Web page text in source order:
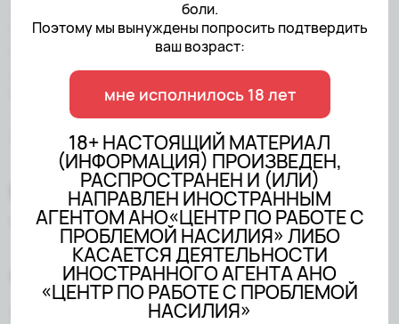
боли.
Поэтому мы вынуждены попросить подтвердить
ваш возраст:
мне исполнилось 18 лет
18+ НАСТОЯЩИЙ МАТЕРИАЛ
(ИНФОРМАЦИЯ) ПРОИЗВЕДЕН,
РАСПРОСТРАНЕН И (ИЛИ)
НАПРАВЛЕН ИНОСТРАННЫМ
АГЕНТОМ АНО«ЦЕНТР ПО РАБОТЕ С
ПРОБЛЕМОЙ НАСИЛИЯ» ЛИБО
КАСАЕТСЯ ДЕЯТЕЛЬНОСТИ
ИНОСТРАННОГО АГЕНТА АНО
«ЦЕНТР ПО РАБОТЕ С ПРОБЛЕМОЙ
НАСИЛИЯ»
АГЕНТОМ АНО«ЦЕНТР ПО
РАБОТЕ С ПРОБЛЕМОЙ
НАСИЛИЯ» ЛИБО КАСАЕТСЯ
ДЕЯТЕЛЬНОСТИ
ИНОСТРАННОГО АГЕНТА АНО
«ЦЕНТР ПО РАБОТЕ С
ПРОБЛЕМОЙ НАСИЛИЯ»
Created bySairus.io
Мне нужна помощь
Психологическая помощь